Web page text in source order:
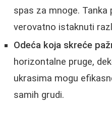
spas za mnoge.
verovatno istaknuti
Odeća koja skreće
horizontalne pruge,
ukrasima mogu
samih grudi.